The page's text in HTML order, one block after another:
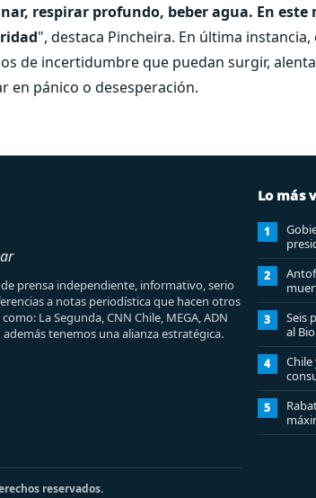
respirar profundo, beber agua. En
", destaca Pincheira. En última
de incertidumbre que puedan surgir,
en pánico o desesperación.
prensa independiente, informativo, serio
a notas periodística que hacen otros
La Segunda, CNN Chile, MEGA, ADN
tenemos una alianza estratégica.
Lo más
1
2
3
Seis
al
4
5
reservados.